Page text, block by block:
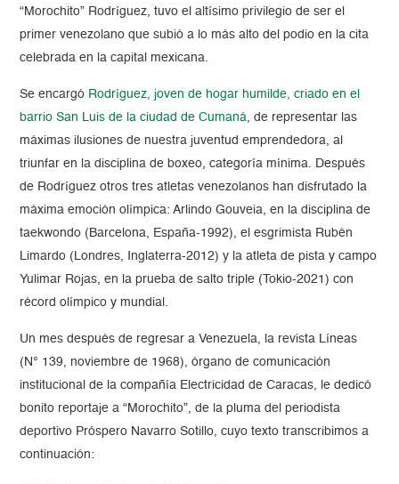
“Morochito” Rodríguez, tuvo el altísimo privilegio de ser el
primer venezolano que subió a lo más alto del podio en la cita
celebrada en la capital mexicana.
Se encargó Rodríguez, joven de hogar humilde, criado en el
barrio San Luis de la ciudad de Cumaná, de representar las
máximas ilusiones de nuestra juventud emprendedora, al
triunfar en la disciplina de boxeo, categoría mínima. Después
de Rodríguez otros tres atletas venezolanos han disfrutado la
máxima emoción olímpica: Arlindo Gouveia, en la disciplina de
taekwondo (Barcelona, España-1992), el esgrimista Rubén
Limardo (Londres, Inglaterra-2012) y la atleta de pista y campo
Yulimar Rojas, en la prueba de salto triple (Tokio-2021) con
récord olímpico y mundial.
Un mes después de regresar a Venezuela, la revista Líneas
(N° 139, noviembre de 1968), órgano de comunicación
institucional de la compañía Electricidad de Caracas, le dedicó
bonito reportaje a “Morochito”, de la pluma del periodista
deportivo Próspero Navarro Sotillo, cuyo texto transcribimos a
continuación: